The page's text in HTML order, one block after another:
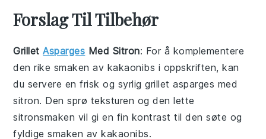
Forslag Til Tilbehør
GrilletAsparges Med Sitron: For å komplementere
den rike smaken av kakaonibs i oppskriften, kan
du servere en frisk og syrliggrillet asparges med
sitron. Den sprø teksturen og den lette
sitronsmaken vil gi en fin kontrast til den søte og
fyldige smaken av kakaonibs.